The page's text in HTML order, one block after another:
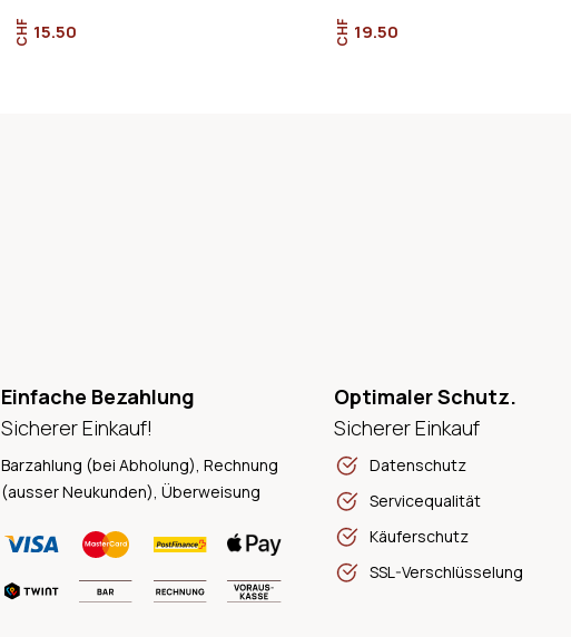
CHF 15.50 CHF 19.50
Einfache Bezahlung
Sicherer Einkauf!
Barzahlung (bei Abholung), Rechnung
(ausser Neukunden), Überweisung
Optimaler Schutz.
Sicherer Einkauf
Datenschutz
Servicequalität
Käuferschutz
SSL-Verschlüsselung